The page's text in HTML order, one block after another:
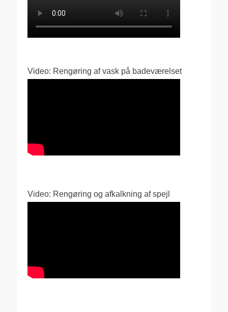
Video: Rengøring af vask på badeværelset
Video: Rengøring og afkalkning af spejl